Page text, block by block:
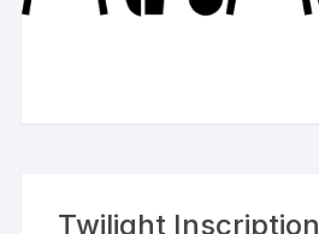
Twilight Inscription